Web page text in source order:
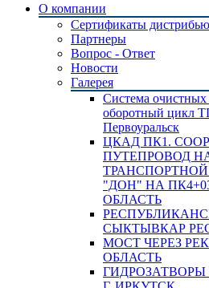
О компании
Сертификаты
Партнеры
Вопрос - Ответ
Новости
Галерея
Система
оборотный цикл
Первоуральск
ЦКАД ПК1.
ПУТЕПРОВОД
ТРАНСПОРТНОЙ
"ДОН" НА
ОБЛАСТЬ
СЫКТЫВКАР
МОСТ ЧЕРЕЗ
ОБЛАСТЬ
ГИДРОЗАТВОРЫ